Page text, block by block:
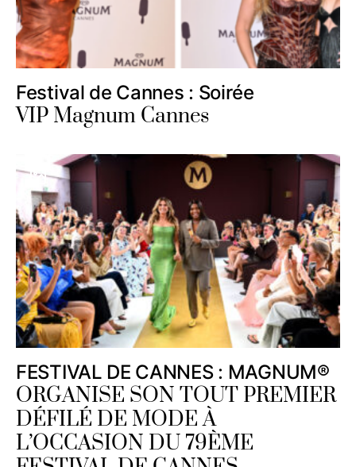
Festival de Cannes : Soirée
VIP Magnum Cannes
FESTIVAL DE CANNES : MAGNUM®
ORGANISE SON TOUT PREMIER
DÉFILÉ DE MODE À
L’OCCASION DU 79ÈME